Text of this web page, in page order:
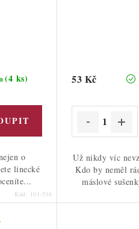
(4 ks)
o
linecké
Kód: 101-536
53 Kč
Už nikdy víc
Kdo by neměl
máslové